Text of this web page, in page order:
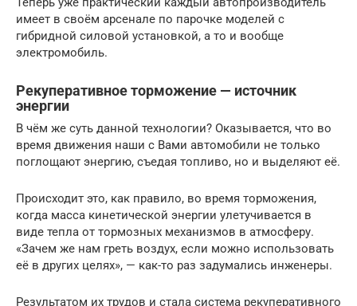
имеет в своём арсенале по парочке моделей с
гибридной силовой установкой, а то и вообще
электромобиль.
Рекуперативное торможение — источник
энергии
В чём же суть данной технологии? Оказывается, что во
время движения наши с Вами автомобили не только
поглощают энергию, съедая топливо, но и выделяют её.
Происходит это, как правило, во время торможения,
когда масса кинетической энергии улетучивается в
виде тепла от тормозных механизмов в атмосферу.
«Зачем же нам греть воздух, если можно использовать
её в других целях», — как-то раз задумались инженеры.
Результатом их трудов и стала система рекуперативного